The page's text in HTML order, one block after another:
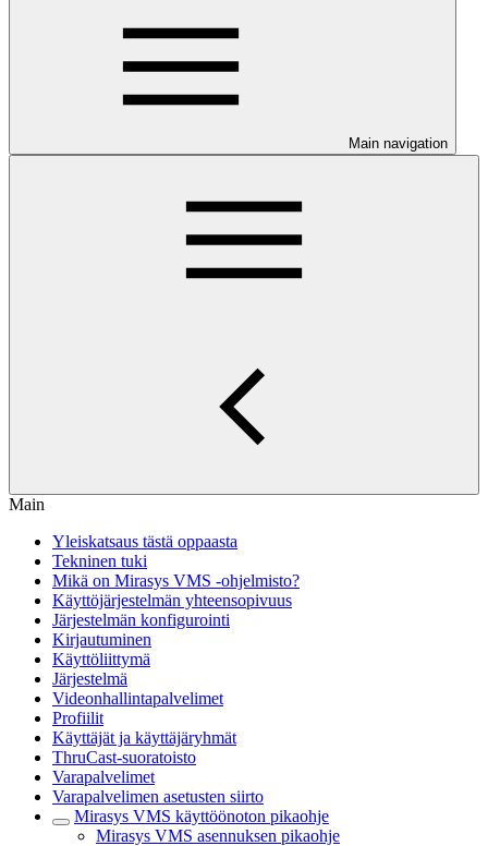
Main navigation
Main
Yleiskatsaus tästä oppaasta
Tekninen tuki
Mikä on Mirasys VMS -ohjelmisto?
Käyttöjärjestelmän yhteensopivuus
Järjestelmän konfigurointi
Kirjautuminen
Käyttöliittymä
Järjestelmä
Videonhallintapalvelimet
Profiilit
Käyttäjät ja käyttäjäryhmät
ThruCast-suoratoisto
Varapalvelimet
Varapalvelimen asetusten siirto
Mirasys VMS käyttöönoton pikaohje
Mirasys VMS asennuksen pikaohje